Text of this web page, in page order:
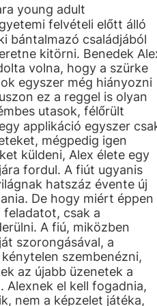
young adult
felvételi előtt álló
bántalmazó családjából
kitörni. Benedek
volna, hogy a szürke
egyszer még hiányozni
ez a reggel is olyan
utasok, félőrült
applikáció egyszer
mégpedig igen
küldeni, Alex élete egy
fordul. A fiút ugyanis
hatszáz évente új
De hogy miért éppen
feladatot, csak a
A fiú, miközben
szorongásával, a
szembenézni,
az újabb üzenetek a
Alexnek el kell fogadnia,
nem a képzelet játéka,